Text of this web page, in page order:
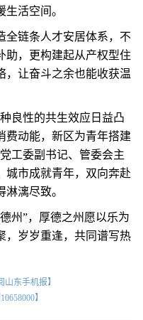
活空间。
链条人才安居体系，不
助，更构建起从产权型住
，让奋斗之余也能收获温
性的共生效应日益凸
费动能，新区为青年搭建
工委副书记、管委会主
城市成就青年，双向奔赴
漓尽致。
”，厚德之州愿以乐为
，岁岁重逢，共同谱写热
东手机报】
】